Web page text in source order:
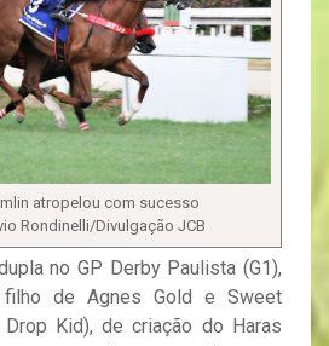
atropelou com sucesso
Rondinelli/Divulgação JCB
no GP Derby Paulista (G1),
de Agnes Gold e Sweet
Drop Kid), de criação do Haras